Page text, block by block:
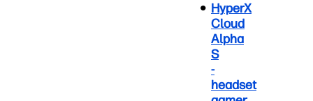
HyperX
Cloud
Alpha
S
-
headset